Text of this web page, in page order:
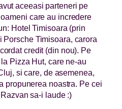
aceeasi parteneri pe
care au incredere
Hotel Timisoara (prin
Porsche Timisoara, carora
credit (din nou). Pe
Pizza Hut, care ne-au
si care, de asemenea,
propunerea noastra. Pe cei
sa-i laude :)